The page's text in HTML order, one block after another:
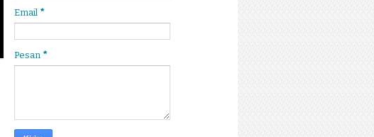
Email *
Pesan *